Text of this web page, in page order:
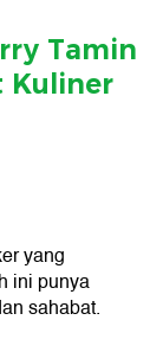
Tamin
Kuliner
yang
ini punya
sahabat.